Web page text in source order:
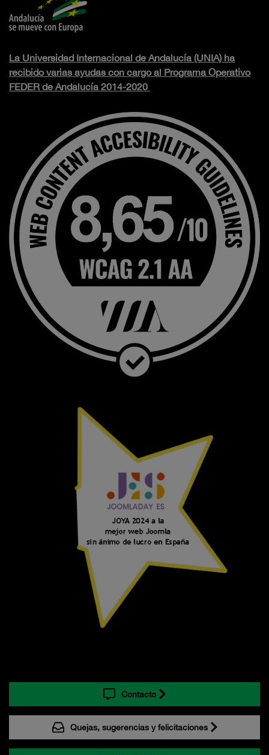
La Universidad Internacional de Andalucía (UNIA) ha
recibido varias ayudas con cargo al Programa Operativo
FEDER de Andalucía 2014-2020
Contacto
Quejas, sugerencias y felicitaciones